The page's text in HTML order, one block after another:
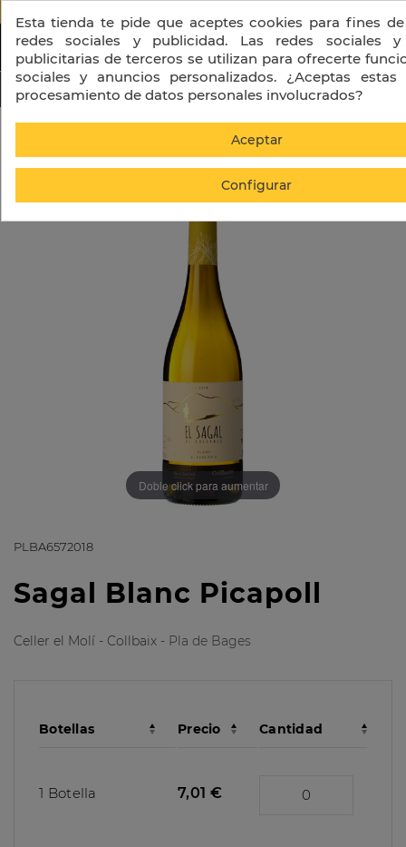
Sagal Blanc Picapoll
Doble click para aumentar
PLBA6572018
Sagal Blanc Picapoll
Celler el Molí - Collbaix - Pla de Bages
Botellas Precio Cantidad
1 Botella 7,01 €
Esta tienda te pide que aceptes cookies para fines
redes sociales y publicidad. Las redes sociales
publicitarias de terceros se utilizan para ofrecerte
sociales y anuncios personalizados. ¿Aceptas
procesamiento de datos personales involucrados?
Aceptar
Configurar